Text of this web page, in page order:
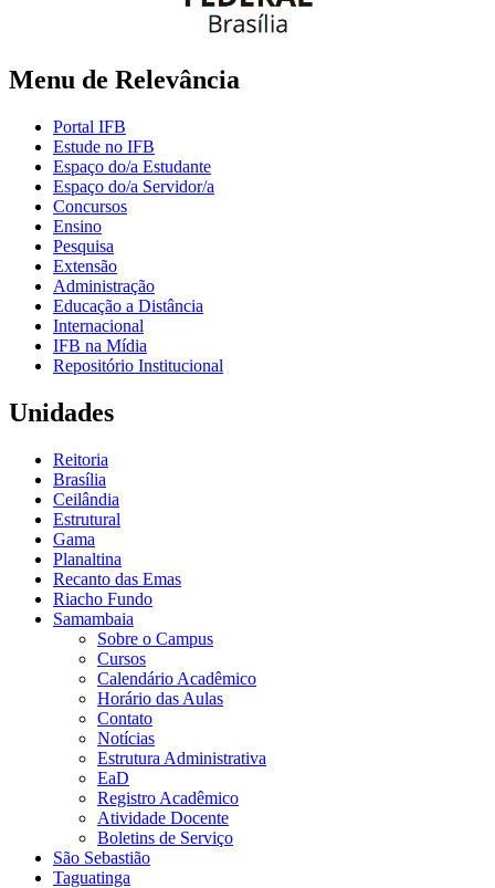
Menu de Relevância
Portal IFB
Estude no IFB
Espaço do/a Estudante
Espaço do/a Servidor/a
Concursos
Ensino
Pesquisa
Extensão
Administração
Educação a Distância
Internacional
IFB na Mídia
Repositório Institucional
Unidades
Reitoria
Brasília
Ceilândia
Estrutural
Gama
Planaltina
Recanto das Emas
Riacho Fundo
Samambaia
Sobre o Campus
Cursos
Calendário Acadêmico
Horário das Aulas
Contato
Notícias
Estrutura Administrativa
EaD
Registro Acadêmico
Atividade Docente
Boletins de Serviço
São Sebastião
Taguatinga